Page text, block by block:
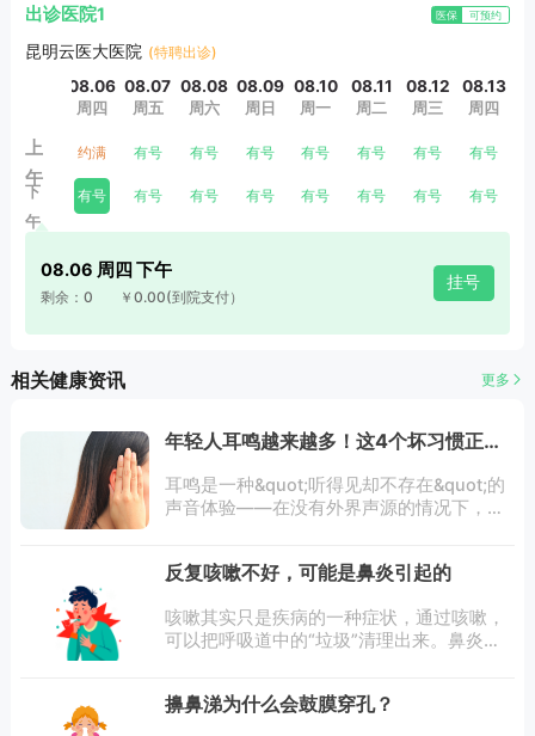
与全国耳鼻咽喉头颈外科领域的高端学术峰会，与同行专家进
类耳鼻喉疑难重症患者量身定制更为安全且能切实提升生活质
量的整体解决方案。
出诊医院1 医保 可预约
昆明云医大医院 (特聘出诊)
上
午
下
午
08.06
周四
约满
有号
08.07
周五
有号
有号
08.08
周六
有号
有号
08.09
周日
有号
有号
08.10
周一
有号
有号
08.11
周二
有号
有号
08.12
周三
有号
有号
08.13
周四
有号
有号
08.06 周四 下午
剩余：0 ￥0.00(到院支付）
挂号
相关健康资讯 更多
年轻人耳鸣越来越多！这4个坏习惯正在
耳鸣是一种&quot;听得见却不存在&quot;的
声音体验——在没有外界声源的情况下，患
&quot;信号灯&quot;，
反复咳嗽不好，可能是鼻炎引起的
咳嗽其实只是疾病的一种症状，通过咳嗽，
可以把呼吸道中的“垃圾”清理出来。鼻炎引
后鼻孔倒流到鼻后或咽喉，直接或间接刺激
擤鼻涕为什么会鼓膜穿孔？